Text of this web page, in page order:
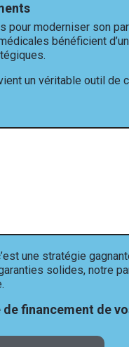
pour moderniser son
bénéficient
un véritable outil de
une stratégie
solides, notre
financement de